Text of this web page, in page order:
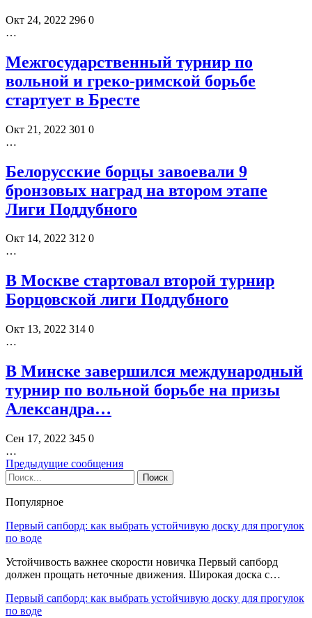
Окт 24, 2022 296 0
…
Межгосударственный турнир по
вольной и греко-римской борьбе
стартует в Бресте
Окт 21, 2022 301 0
…
Белорусские борцы завоевали 9
бронзовых наград на втором этапе
Лиги Поддубного
Окт 14, 2022 312 0
…
В Москве стартовал второй турнир
Борцовской лиги Поддубного
Окт 13, 2022 314 0
…
В Минске завершился международный
турнир по вольной борьбе на призы
Александра…
Сен 17, 2022 345 0
…
Предыдущие сообщения
Популярное
Первый сапборд: как выбрать устойчивую доску для прогулок
по воде
Устойчивость важнее скорости новичка Первый сапборд
должен прощать неточные движения. Широкая доска с…
Первый сапборд: как выбрать устойчивую доску для прогулок
по воде